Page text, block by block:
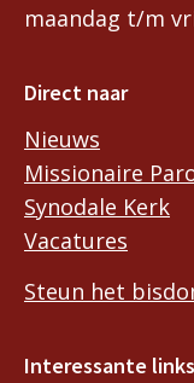
maandag t/m
Direct naar
Nieuws
Missionaire
Synodale Kerk
Vacatures
Steun het
Interessante links